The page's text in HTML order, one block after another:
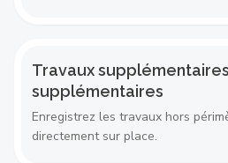
Travaux
supplémentaires
Enregistrez les travaux hors
directement sur place.